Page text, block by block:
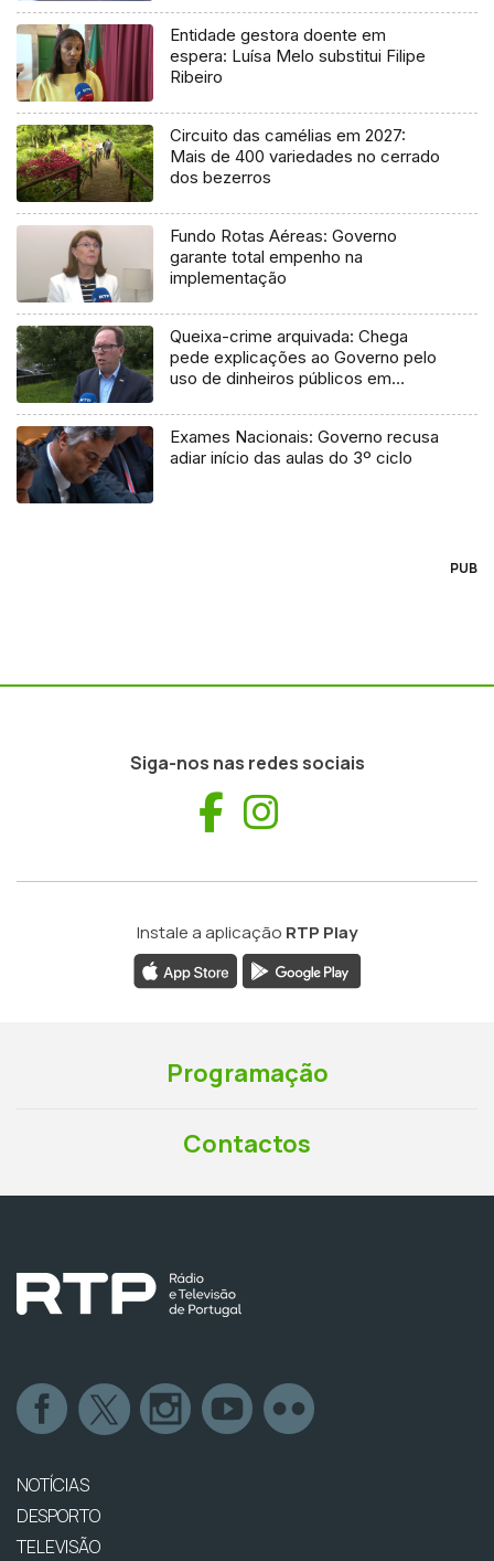
Entidade gestora doente em
espera: Luísa Melo substitui Filipe
Ribeiro
Circuito das camélias em 2027:
Mais de 400 variedades no cerrado
dos bezerros
Fundo Rotas Aéreas: Governo
garante total empenho na
implementação
Queixa-crime arquivada: Chega
pede explicações ao Governo pelo
uso de dinheiros públicos em
Exames Nacionais: Governo recusa
adiar início das aulas do 3º ciclo
PUB
Siga-nos nas redes sociais
Facebook
Instale a aplicação RTP Play
Programação
Contactos
NOTÍCIAS
DESPORTO
TELEVISÃO